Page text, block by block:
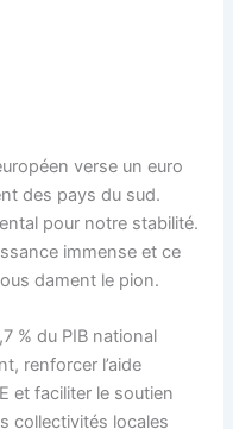
verse un euro
des pays du sud.
pour notre stabilité.
immense et ce
dament le pion.
% du PIB national
renforcer l’aide
et faciliter le soutien
collectivités locales